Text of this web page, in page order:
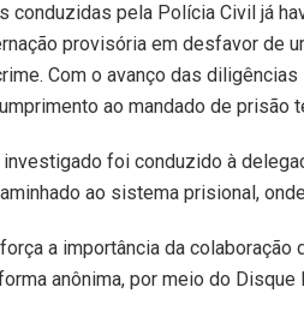
conduzidas pela Polícia Civil já
provisória em desfavor de
Com o avanço das
ao mandado de prisão
foi conduzido à
ao sistema prisional,
a importância da
anônima, por meio do Disque